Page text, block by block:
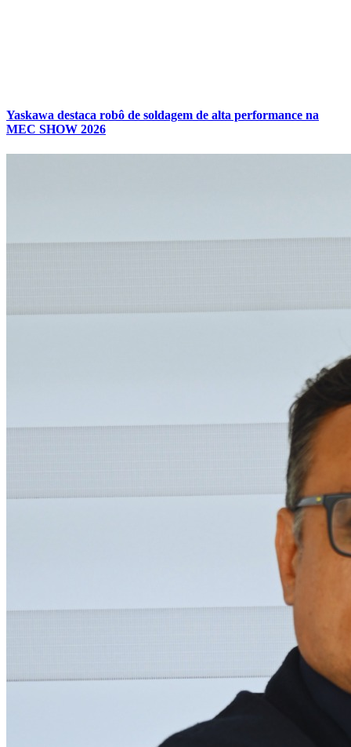
Yaskawa destaca robô de soldagem de alta performance na
MEC SHOW 2026